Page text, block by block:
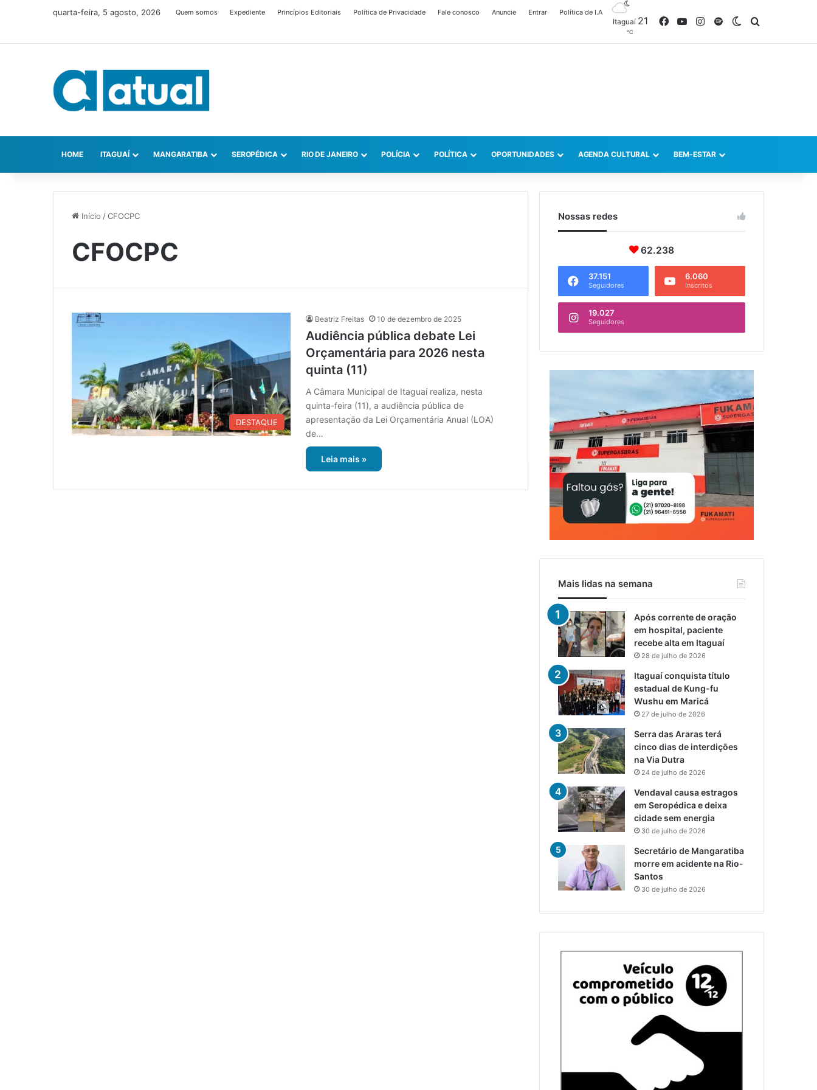
quarta-feira, 5 agosto, 2026 Quem somos Expediente Princípios Editoriais Política de Privacidade Fale conosco Anuncie Entrar Política de I.A
Itaguaí 21
℃
FacebookYouTubeInstagram
SpotifySwitch skin
HOME ITAGUAÍ MANGARATIBA SEROPÉDICA RIO DE JANEIRO POLÍCIA POLÍTICA OPORTUNIDADES AGENDA CULTURAL BEM-ESTAR
Início /CFOCPC
CFOCPC
DESTAQUE
Beatriz Freitas 10 de dezembro de 2025
Audiência pública debate Lei
Orçamentária para 2026 nesta
quinta (11)
A Câmara Municipal de Itaguaí realiza, nesta
quinta-feira (11), a audiência pública de
apresentação da Lei Orçamentária Anual (LOA)
de…
Leia mais »
Nossas redes
62.238
37.151
Seguidores
6.060
Inscritos
19.027
Seguidores
Mais lidas na semana
Após corrente de oração
em hospital, paciente
recebe alta em Itaguaí
28 de julho de 2026
Itaguaí conquista título
estadual de Kung-fu
Wushu em Maricá
27 de julho de 2026
Serra das Araras terá
cinco dias de interdições
na Via Dutra
24 de julho de 2026
Vendaval causa estragos
em Seropédica e deixa
cidade sem energia
30 de julho de 2026
Secretário de Mangaratiba
morre em acidente na Rio-
Santos
30 de julho de 2026